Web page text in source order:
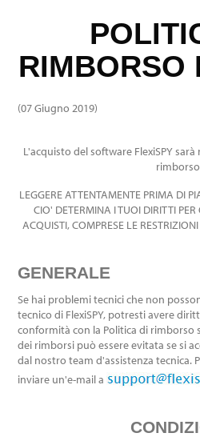
RIMBORSO
(07 Giugno 2019)
L'acquisto del software FlexiSPY
LEGGERE ATTENTAMENTE PRIMA DI
CIO' DETERMINA I TUOI DIRITTI
ACQUISTI, COMPRESE LE
GENERALE
Se hai problemi tecnici che non
tecnico di FlexiSPY, potresti avere
conformità con la Politica di
dei rimborsi può essere evitata se si
dal nostro team d'assistenza tecnica.
inviare un'e-mail a